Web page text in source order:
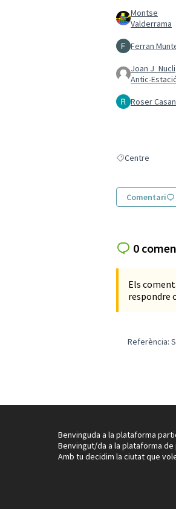
Montse
Valderrama
Ferran
Joan J_Nucli
Antic-
Roser
Resultats en
Centre
Comentari
0
Els
respondre
Referència:
Benvinguda a la plataforma
Benvingut/da a la plataforma
Amb tu decidim la ciutat que